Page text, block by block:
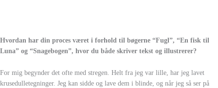
Hvordan har din proces været i forhold til bøgerne “Fugl”, “En fisk til
Luna” og “Snagebogen”, hvor du både skriver tekst og illustrerer?
For mig begynder det ofte med stregen. Helt fra jeg var lille, har jeg lavet
krusedulletegninger. Jeg kan sidde og lave dem i blinde, og når jeg så ser på